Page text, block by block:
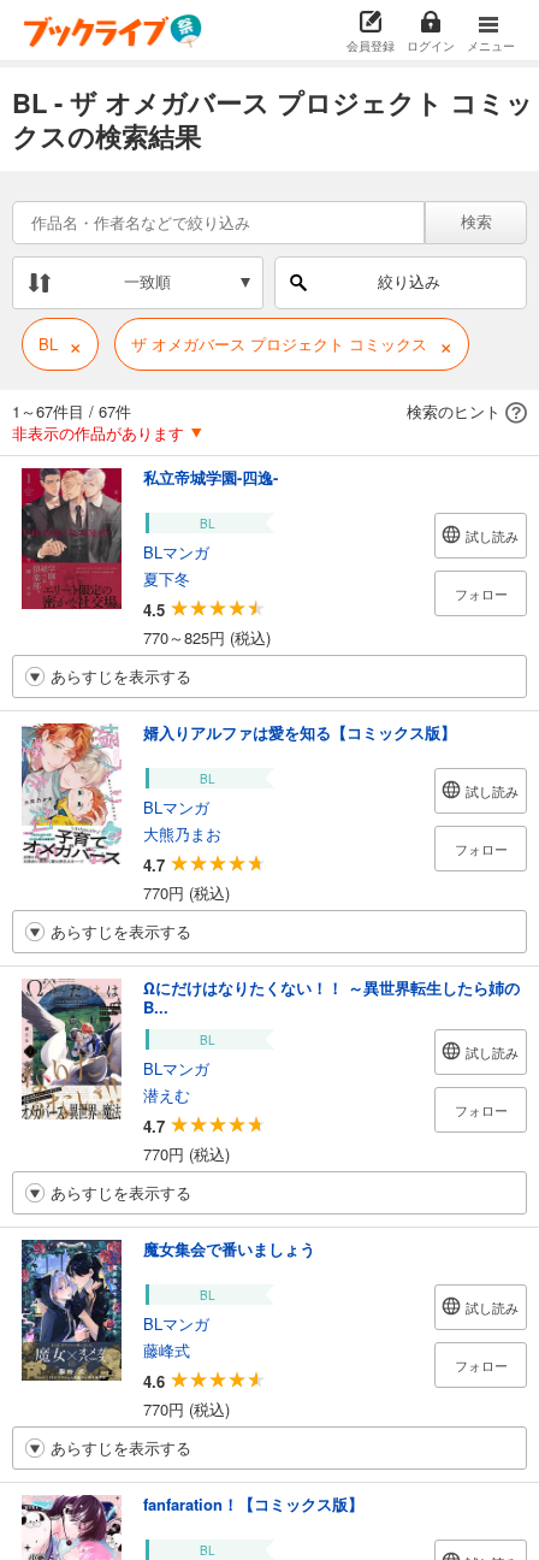
会員登録 ログイン メニュー
BL - ザ オメガバース プロジェクト コミッ
クスの検索結果
検索
一致順 絞り込み
BL × ザ オメガバース プロジェクト コミックス ×
1～67件目 / 67件
検索のヒント
非表示の作品があります
私立帝城学園-四逸-
BL
BLマンガ
夏下冬
4.5
770～825円 (税込)
試し読み
フォロー
あらすじを表示する
婿入りアルファは愛を知る【コミックス版】
BL
BLマンガ
大熊乃まお
4.7
770円 (税込)
試し読み
フォロー
あらすじを表示する
Ωにだけはなりたくない！！ ～異世界転生したら姉の
B...
BL
BLマンガ
潜えむ
4.7
770円 (税込)
試し読み
フォロー
あらすじを表示する
魔女集会で番いましょう
BL
BLマンガ
藤峰式
4.6
770円 (税込)
試し読み
フォロー
あらすじを表示する
fanfaration！【コミックス版】
BL